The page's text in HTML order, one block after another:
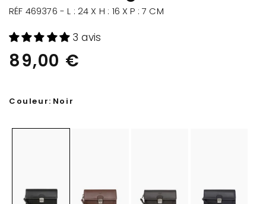
RÉF 469376 - L : 24 X H : 16 X P : 7 CM
3 avis
89,00 €
Couleur: Noir